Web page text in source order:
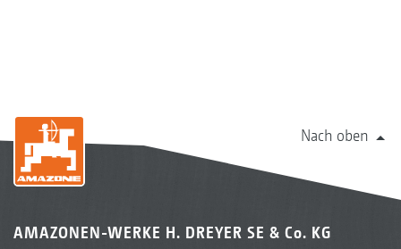
Nach oben
AMAZONEN-WERKE H. DREYER SE & Co. KG